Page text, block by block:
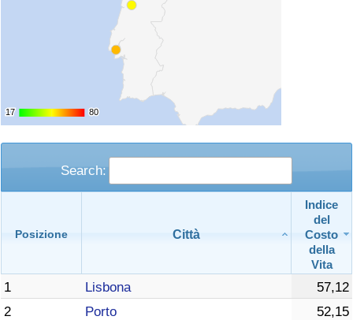
17
17 80
80
Search:
Posizione Città
Indice
del
Costo
della
Vita
1 Lisbona
57,12
2
Porto
52,15